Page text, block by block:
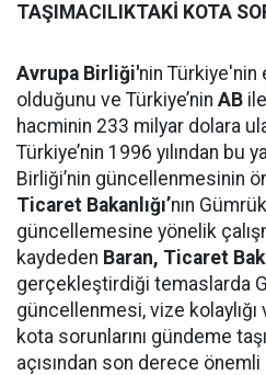
TAŞIMACILIKTAKİ KOTA
Avrupa Birliği'nin Türkiye'nin
olduğunu ve Türkiye’nin AB
hacminin 233 milyar dolara
Türkiye’nin 1996 yılından bu
Birliği’nin güncellenmesinin
Ticaret Bakanlığı’nın
güncellemesine yönelik
kaydeden Baran, Ticaret
gerçekleştirdiği temaslarda
güncellenmesi, vize kolaylığı
kota sorunlarını gündeme
açısından son derece